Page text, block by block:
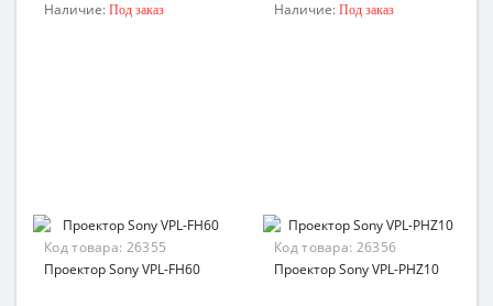
Наличие: Под заказ Наличие: Под заказ
Код товара: 26355
Проектор Sony VPL-FH60
Код товара: 26356
Проектор Sony VPL-PHZ10